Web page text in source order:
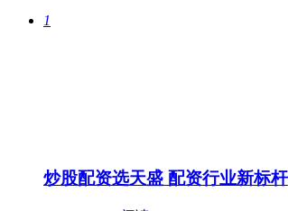
1
炒股配资选天盛 配资行业新标杆